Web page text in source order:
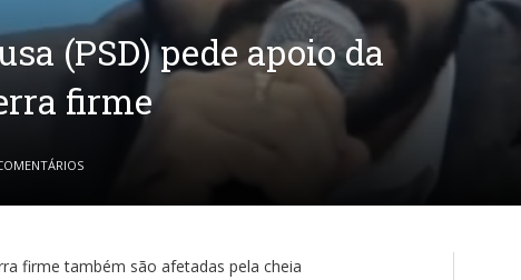
(PSD) pede apoio da
firme
firme também são afetadas pela cheia